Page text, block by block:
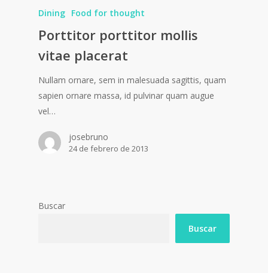
Dining Food for thought
Porttitor porttitor mollis
vitae placerat
Nullam ornare, sem in malesuada sagittis, quam
sapien ornare massa, id pulvinar quam augue
vel…
josebruno
24 de febrero de 2013
Buscar
Buscar